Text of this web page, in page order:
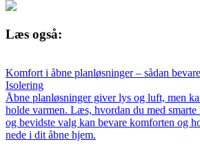
Læs også:
Komfort i åbne planløsninger – sådan
Isolering
Åbne planløsninger giver lys og luft, men
holde varmen. Læs, hvordan du med
og bevidste valg kan bevare komforten og
nede i dit åbne hjem.